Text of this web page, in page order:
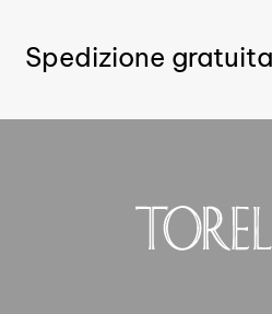
Spedizione